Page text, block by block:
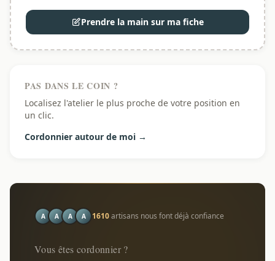
Prendre la main sur ma fiche
PAS DANS LE COIN ?
Localisez l'atelier le plus proche de votre position en
un clic.
Cordonnier autour de moi →
A A A A 1610artisans nous font déjà confiance
Vous êtes cordonnier ?